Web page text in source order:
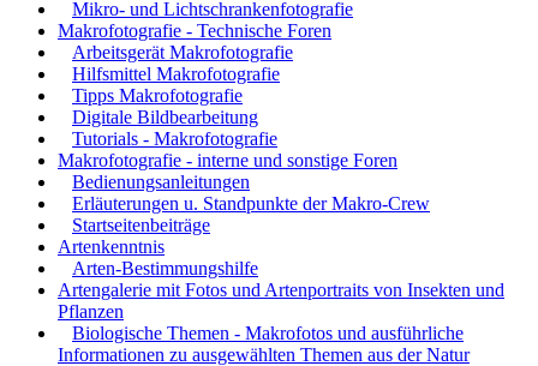
Mikro- und Lichtschrankenfotografie
Makrofotografie - Technische Foren
Arbeitsgerät Makrofotografie
Hilfsmittel Makrofotografie
Tipps Makrofotografie
Digitale Bildbearbeitung
Tutorials - Makrofotografie
Makrofotografie - interne und sonstige Foren
Bedienungsanleitungen
Erläuterungen u. Standpunkte der Makro-Crew
Startseitenbeiträge
Artenkenntnis
Arten-Bestimmungshilfe
Artengalerie mit Fotos und Artenportraits von Insekten und
Pflanzen
Biologische Themen - Makrofotos und ausführliche
Informationen zu ausgewählten Themen aus der Natur